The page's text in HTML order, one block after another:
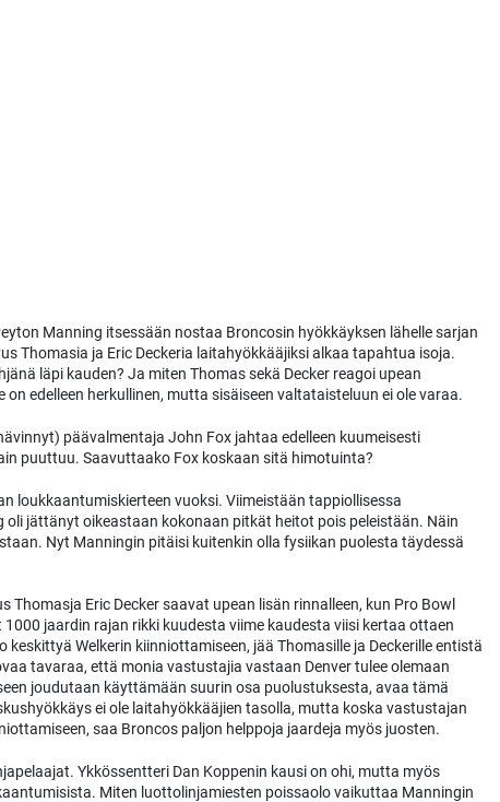
Manning itsessään nostaa Broncosin hyökkäyksen lähelle sarjan
Thomasia ja Eric Deckeria laitahyökkääjiksi alkaa tapahtua isoja.
läpi kauden? Ja miten Thomas sekä Decker reagoi upean
edelleen herkullinen, mutta sisäiseen valtataisteluun ei ole varaa.
päävalmentaja John Fox jahtaa edelleen kuumeisesti
puuttuu. Saavuttaako Fox koskaan sitä himotuinta?
loukkaantumiskierteen vuoksi. Viimeistään tappiollisessa
jättänyt oikeastaan kokonaan pitkät heitot pois peleistään. Näin
Nyt Manningin pitäisi kuitenkin olla fysiikan puolesta täydessä
Eric Decker saavat upean lisän rinnalleen, kun Pro Bowl
jaardin rajan rikki kuudesta viime kaudesta viisi kertaa ottaen
Welkerin kiinniottamiseen, jää Thomasille ja Deckerille entistä
tavaraa, että monia vastustajia vastaan Denver tulee olemaan
joudutaan käyttämään suurin osa puolustuksesta, avaa tämä
ei ole laitahyökkääjien tasolla, mutta koska vastustajan
saa Broncos paljon helppoja jaardeja myös juosten.
Ykkössentteri Dan Koppenin kausi on ohi, mutta myös
Miten luottolinjamiesten poissaolo vaikuttaa Manningin